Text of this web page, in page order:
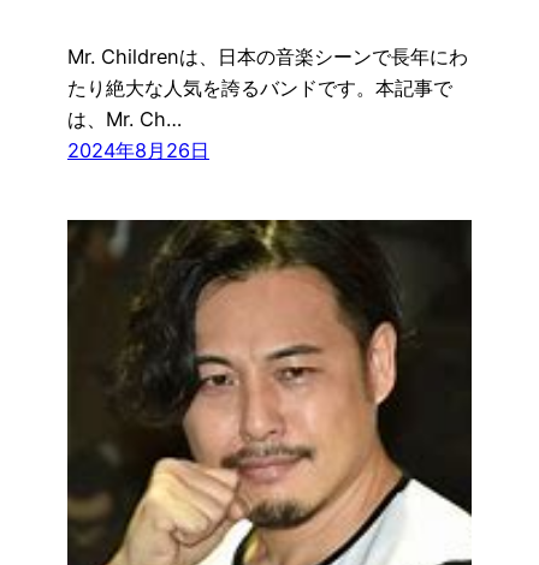
Mr. Childrenは、日本の音楽シーンで長年にわ
たり絶大な人気を誇るバンドです。本記事で
は、Mr. Ch…
2024年8月26日